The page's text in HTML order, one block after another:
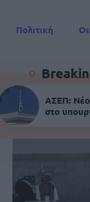
Πολιτική
ΑΣΕΠ:
στο